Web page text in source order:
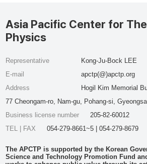
Asia Pacific Center for
Physics
Representative
Kong-Ju-Bock LEE
E-mail
apctp(@)apctp.org
Address
Hogil Kim Memorial
77 Cheongam-ro, Nam-gu, Pohang-si,
Business license number
205-82-60012
TEL | FAX
054-279-8661~5 | 054-279-8679
The APCTP is supported by the Korean
Science and Technology Promotion Fund